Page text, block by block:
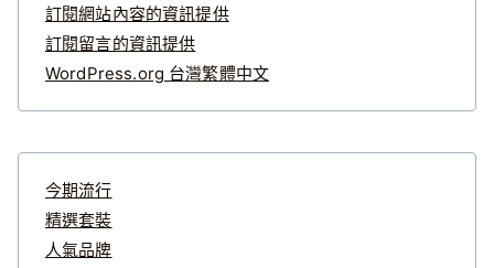
訂閱網站內容的資訊提供
訂閱留言的資訊提供
WordPress.org 台灣繁體中文
今期流行
精選套裝
人氣品牌